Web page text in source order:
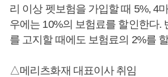
리 이상 펫보험을 가입할 때 5%, 4
우에는 10%의 보험료를 할인한다.
를 고지할 때에도 보험료의 2%를
△메리츠화재 대표이사 취임